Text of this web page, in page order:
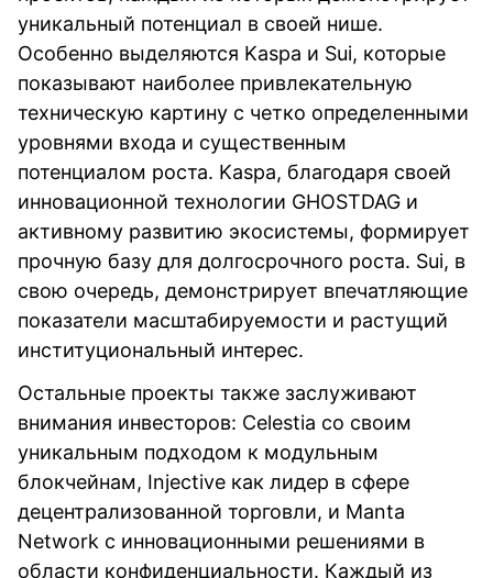
уникальный потенциал в своей нише.
Особенно выделяются Kaspa и Sui, которые
показывают наиболее привлекательную
техническую картину с четко определенными
уровнями входа и существенным
потенциалом роста. Kaspa, благодаря своей
инновационной технологии GHOSTDAG и
активному развитию экосистемы, формирует
прочную базу для долгосрочного роста. Sui, в
свою очередь, демонстрирует впечатляющие
показатели масштабируемости и растущий
институциональный интерес.
Остальные проекты также заслуживают
внимания инвесторов: Celestia со своим
уникальным подходом к модульным
блокчейнам, Injective как лидер в сфере
децентрализованной торговли, и Manta
Network с инновационными решениями в
области конфиденциальности. Каждый из